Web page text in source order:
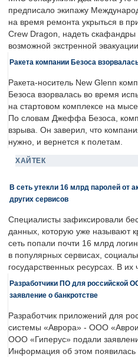
предписало экипажу
на время ремонта укрыться в
Crew Dragon, надеть скафандры
возможной экстренной
Ракета компании Безоса
Ракета-носитель New Glenn
Безоса взорвалась во время
на стартовом комплексе на
По словам Джеффа Безоса,
взрыва. Он заверил, что
нужно, и вернется к полетам.
ХАЙТЕК
В сеть утекли 16 млрд паролей от
других сервисов
Специалисты зафиксировали
данных, которую уже называют
сеть попали почти 16 млрд
в популярных сервисах,
государственных ресурсах. В
Разработчики ПО для российской
заявление о банкротстве
Разработчик приложений для
системы «Аврора» - ООО
ООО «Гиперус» подали
Информация об этом появилась